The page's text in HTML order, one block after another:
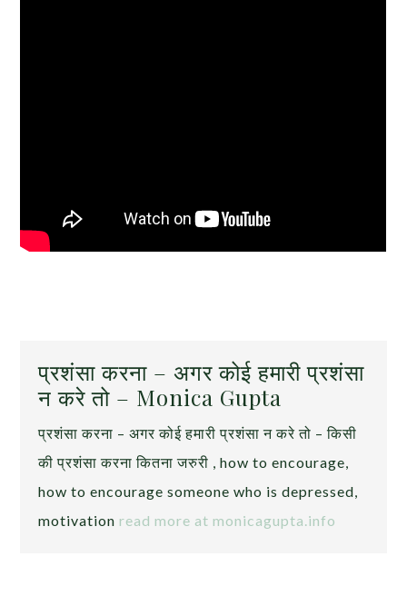
प्रशंसा करना – अगर कोई हमारी प्रशंसा
न करे तो – Monica Gupta
प्रशंसा करना – अगर कोई हमारी प्रशंसा न करे तो – किसी
की प्रशंसा करना कितना जरुरी , how to encourage,
how to encourage someone who is depressed,
motivation read more at monicagupta.info